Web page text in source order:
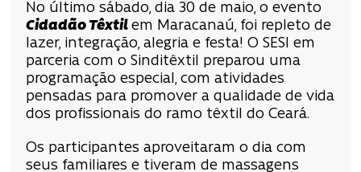
No último sábado, dia 30 de maio, o evento
Cidadão Têxtil em Maracanaú, foi repleto de
lazer, integração, alegria e festa! O SESI em
parceria com o Sinditêxtil preparou uma
programação especial, com atividades
pensadas para promover a qualidade de vida
dos profissionais do ramo têxtil do Ceará.
Os participantes aproveitaram o dia com
seus familiares e tiveram de massagens